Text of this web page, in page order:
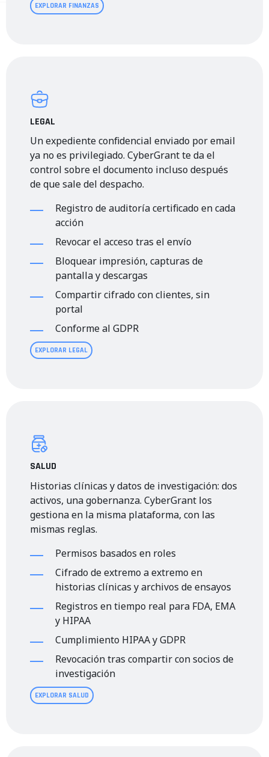
EXPLORAR FINANZAS
LEGAL
Un expediente confidencial enviado por email
ya no es privilegiado. CyberGrant te da el
control sobre el documento incluso después
de que sale del despacho.
Registro de auditoría certificado en cada
acción
Revocar el acceso tras el envío
Bloquear impresión, capturas de
pantalla y descargas
Compartir cifrado con clientes, sin
portal
Conforme al GDPR
EXPLORAR LEGAL
SALUD
Historias clínicas y datos de investigación: dos
activos, una gobernanza. CyberGrant los
gestiona en la misma plataforma, con las
mismas reglas.
Permisos basados en roles
Cifrado de extremo a extremo en
historias clínicas y archivos de ensayos
Registros en tiempo real para FDA, EMA
y HIPAA
Cumplimiento HIPAA y GDPR
Revocación tras compartir con socios de
investigación
EXPLORAR SALUD